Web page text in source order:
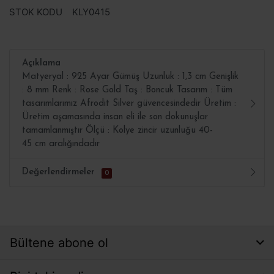
STOK KODU KLY0415
Açıklama
Matyeryal : 925 Ayar Gümüş Uzunluk : 1,3 cm Genişlik
: 8 mm Renk : Rose Gold Taş : Boncuk Tasarım : Tüm
tasarımlarımız Afrodit Silver güvencesindedir Üretim :
Üretim aşamasında insan eli ile son dokunuşlar
tamamlanmıştır Ölçü : Kolye zincir uzunluğu 40-
45 cm aralığındadır
Değerlendirmeler 0
Bültene abone ol